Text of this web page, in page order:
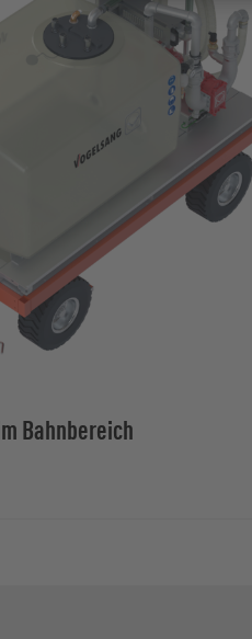
Bahnbereich